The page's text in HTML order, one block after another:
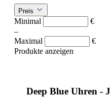
Preis
Minimal
€
–
Maximal
€
Produkte anzeigen
Deep Blue Uhren -